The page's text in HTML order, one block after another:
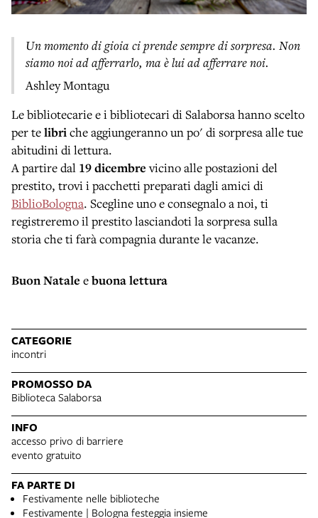
Un momento di gioia ci prende sempre di sorpresa. Non
siamo noi ad afferrarlo, ma è lui ad afferrare noi.
Ashley Montagu
Le bibliotecarie e i bibliotecari di Salaborsa hanno scelto
per telibri che aggiungeranno un po' di sorpresa alle tue
abitudini di lettura.
A partire dal 19 dicembrevicino alle postazioni del
prestito, trovi i pacchetti preparati dagli amici di
BiblioBologna. Scegline uno e consegnalo a noi, ti
registreremo il prestito lasciandoti la sorpresa sulla
storia che ti farà compagnia durante le vacanze.
Buon Natale ebuona lettura
CATEGORIE
incontri
PROMOSSO DA
Biblioteca Salaborsa
INFO
accesso privo di barriere
evento gratuito
FA PARTE DI
Festivamente nelle biblioteche
Festivamente | Bologna festeggia insieme